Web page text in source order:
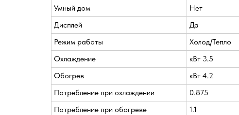
Умный дом
Нет
Дисплей
Да
Режим работы
Холод/Тепло
Охлаждение
кВт 3.5
Обогрев
кВт 4.2
Потребление при охлаждении
0.875
Потребление при обогреве
1.1